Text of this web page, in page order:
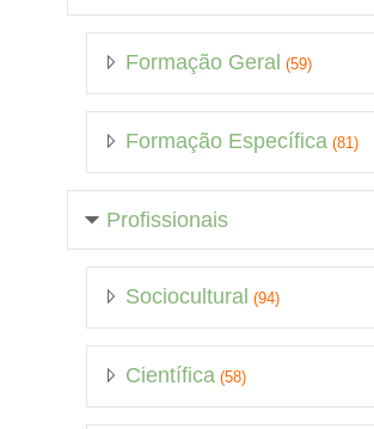
Formação Geral (59)
Formação Específica (81)
Profissionais
Sociocultural (94)
Científica (58)